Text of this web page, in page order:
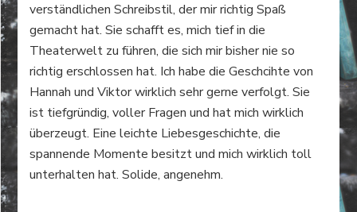
verständlichen Schreibstil, der mir richtig Spaß
gemacht hat. Sie schafft es, mich tief in die
Theaterwelt zu führen, die sich mir bisher nie so
richtig erschlossen hat. Ich habe die Geschcihte von
Hannah und Viktor wirklich sehr gerne verfolgt. Sie
ist tiefgründig, voller Fragen und hat mich wirklich
überzeugt. Eine leichte Liebesgeschichte, die
spannende Momente besitzt und mich wirklich toll
unterhalten hat. Solide, angenehm.